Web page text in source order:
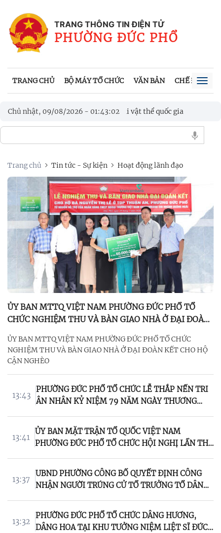
TRANG THÔNG TIN ĐIỆN TỬ
PHƯỜNG ĐỨC PHỔ
TRANG CHỦ BỘ MÁY TỔ CHỨC VĂN BẢN CHẾ ĐỘ,
Chủ nhật, 09/08/2026 - 01:43:03
nhận là Di sản văn hóa phi vật thể quốc gia
nhận là Di sản văn hóa phi vật thể quốc gia
Trang chủ Tin tức - Sự kiện Hoạt động lãnh đạo
ỦY BAN MTTQ VIỆT NAM PHƯỜNG ĐỨC PHỔ TỔ
CHỨC NGHIỆM THU VÀ BÀN GIAO NHÀ Ở ĐẠI ĐOÀN
ỦY BAN MTTQ VIỆT NAM PHƯỜNG ĐỨC PHỔ TỔ CHỨC
NGHIỆM THU VÀ BÀN GIAO NHÀ Ở ĐẠI ĐOÀN KẾT CHO HỘ
CẬN NGHÈO
13:43
PHƯỜNG ĐỨC PHỔ TỔ CHỨC LỄ THẮP NẾN TRI
ÂN NHÂN KỶ NIỆM 79 NĂM NGÀY THƯƠNG
13:41
ỦY BAN MẶT TRẬN TỔ QUỐC VIỆT NAM
PHƯỜNG ĐỨC PHỔ TỔ CHỨC HỘI NGHỊ LẦN THỨ
13:37
UBND PHƯỜNG CÔNG BỐ QUYẾT ĐỊNH CÔNG
NHẬN NGƯỜI TRÚNG CỬ TỔ TRƯỞNG TỔ DÂN
13:32
PHƯỜNG ĐỨC PHỔ TỔ CHỨC DÂNG HƯƠNG,
DÂNG HOA TẠI KHU TƯỞNG NIỆM LIỆT SĨ ĐỨC